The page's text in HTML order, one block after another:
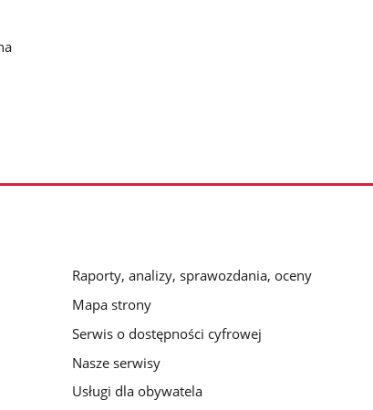
Raporty, analizy, sprawozdania, oceny
Mapa strony
Serwis o dostępności cyfrowej
Nasze serwisy
Usługi dla obywatela